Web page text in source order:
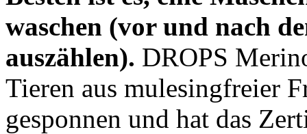
waschen (vor und nach
auszählen). DROPS
Tieren aus mulesingfreier
gesponnen und hat das